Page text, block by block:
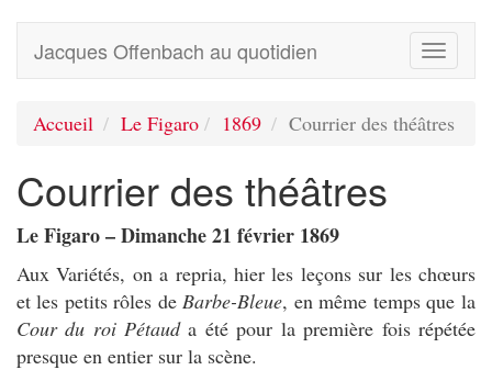
Toggle
Jacques Offenbach au quotidien
Accueil Le Figaro 1869 Courrier des théâtres
Courrier des théâtres
Le Figaro – Dimanche 21 février 1869
Aux Variétés, on a repria, hier les leçons sur les chœurs
et les petits rôles de Barbe-Bleue, en même temps que la
Cour du roi Pétauda été pour la première fois répétée
presque en entier sur la scène.